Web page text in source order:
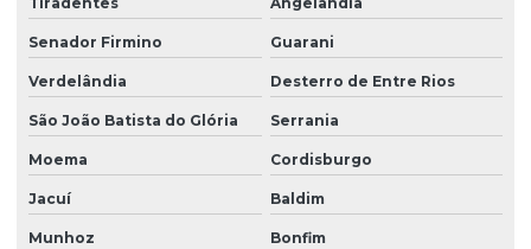
Senador Firmino Guarani
Verdelândia Desterro de Entre Rios
São João Batista do Glória Serrania
Moema Cordisburgo
Jacuí Baldim
Munhoz Bonfim